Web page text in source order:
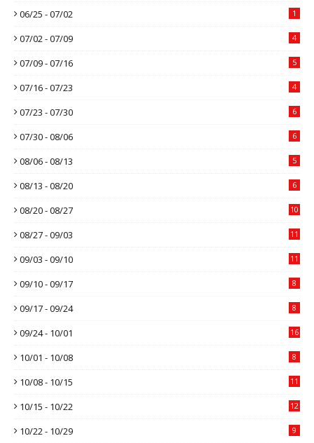
06/25 - 07/02 1
07/02 - 07/09 4
07/09 - 07/16 5
07/16 - 07/23 4
07/23 - 07/30 6
07/30 - 08/06 6
08/06 - 08/13 5
08/13 - 08/20 6
08/20 - 08/27 10
08/27 - 09/03 11
09/03 - 09/10 11
09/10 - 09/17 8
09/17 - 09/24 8
09/24 - 10/01 16
10/01 - 10/08 8
10/08 - 10/15 11
10/15 - 10/22 12
10/22 - 10/29 9